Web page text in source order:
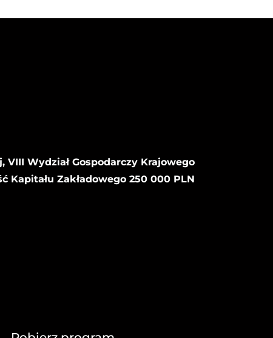
Wydział Gospodarczy Krajowego
Kapitału Zakładowego 250 000 PLN